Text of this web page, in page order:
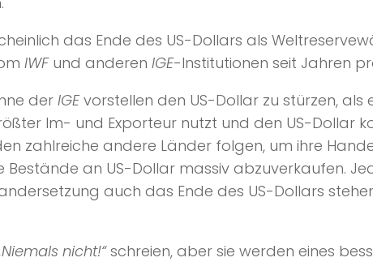
das Ende des US-Dollars als
IWFund anderen IGE-Institutionen seit Jahren
der IGEvorstellen den US-Dollar zu stürzen, als
Im- und Exporteur nutzt und den US-Dollar
zahlreiche andere Länder folgen, um ihre
an US-Dollar massiv abzuverkaufen.
auch das Ende des US-Dollars
nicht!“schreien, aber sie werden eines